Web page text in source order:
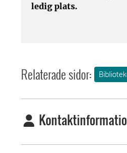
ledig plats.
Relaterade sidor: